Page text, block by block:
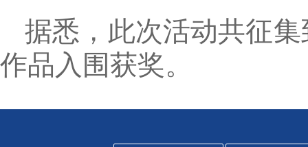
据悉，此次活动共征
作品入围获奖。